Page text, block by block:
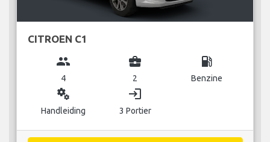
CITROEN C1
group
4
business_center
2
local_gas_station
Benzine
miscellaneous_services
Handleiding
login
3 Portier